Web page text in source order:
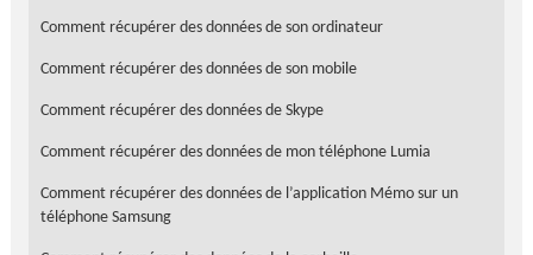
Comment récupérer des données de son ordinateur
Comment récupérer des données de son mobile
Comment récupérer des données de Skype
Comment récupérer des données de mon téléphone Lumia
Comment récupérer des données de l’application Mémo sur un
téléphone Samsung